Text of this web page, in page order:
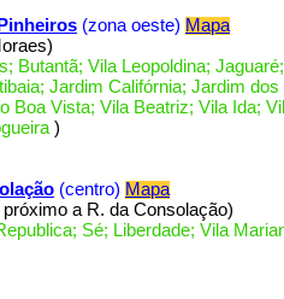
(zona oeste) Mapa
)
Butantã; Vila Leopoldina; Jaguaré;
Jardim Califórnia; Jardim dos
Boa Vista; Vila Beatriz; Vila Ida;
)
(centro) Mapa
próximo a R. da Consolação)
Sé; Liberdade; Vila